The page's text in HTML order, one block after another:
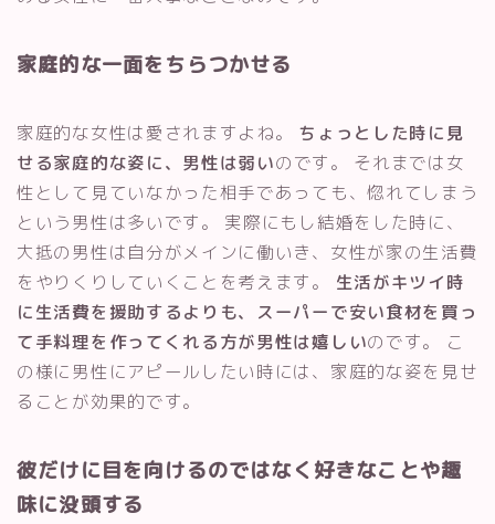
家庭的な一面をちらつかせる
家庭的な女性は愛されますよね。 ちょっとした時に見
せる家庭的な姿に、男性は弱いのです。 それまでは女
性として見ていなかった相手であっても、惚れてしまう
という男性は多いです。 実際にもし結婚をした時に、
大抵の男性は自分がメインに働いき、女性が家の生活費
をやりくりしていくことを考えます。 生活がキツイ時
に生活費を援助するよりも、スーパーで安い食材を買っ
て手料理を作ってくれる方が男性は嬉しいのです。 こ
の様に男性にアピールしたい時には、家庭的な姿を見せ
ることが効果的です。
彼だけに目を向けるのではなく好きなことや趣
味に没頭する